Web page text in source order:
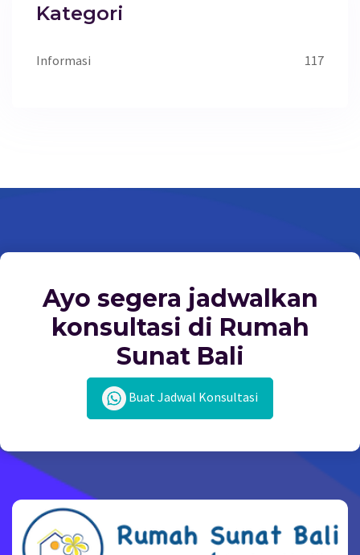
Kategori
Informasi 117
Ayo segera jadwalkan
konsultasi di Rumah
Sunat Bali
Buat Jadwal Konsultasi